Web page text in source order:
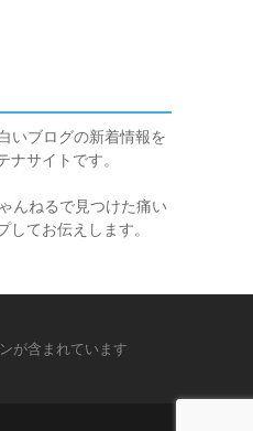
いブログの新着情報を
ナサイトです。
んねるで見つけた痛い
てお伝えします。
が含まれています